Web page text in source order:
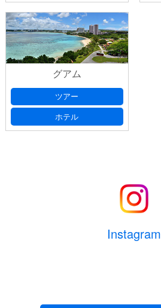
グアム
ツアー
ホテル
Instagram